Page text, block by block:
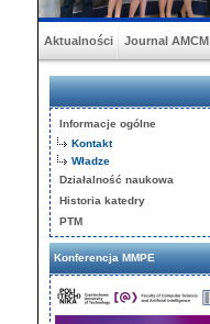
Aktualności Journal AMCM
Informacje ogólne
Kontakt
Władze
Działalność naukowa
Historia katedry
PTM
Konferencja MMPE